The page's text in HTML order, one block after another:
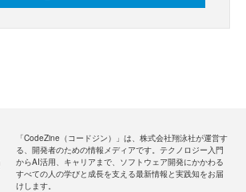
「CodeZine（コードジン）」は、株式会社翔泳社が運営す
る、開発者のための情報メディアです。テクノロジー入門
からAI活用、キャリアまで、ソフトウェア開発にかかわる
すべての人の学びと成長を支える最新情報と実践知をお届
けします。